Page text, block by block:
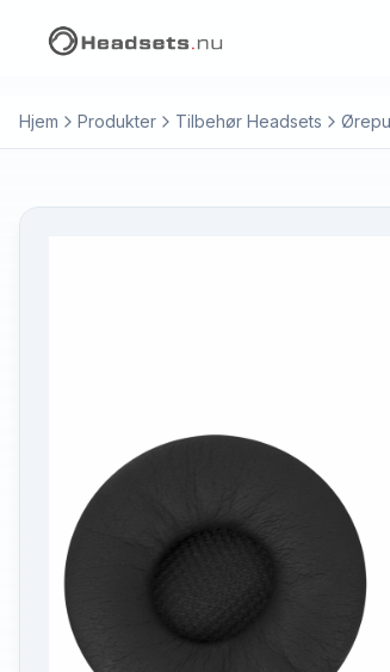
Hjem Produkter Tilbehør Headsets